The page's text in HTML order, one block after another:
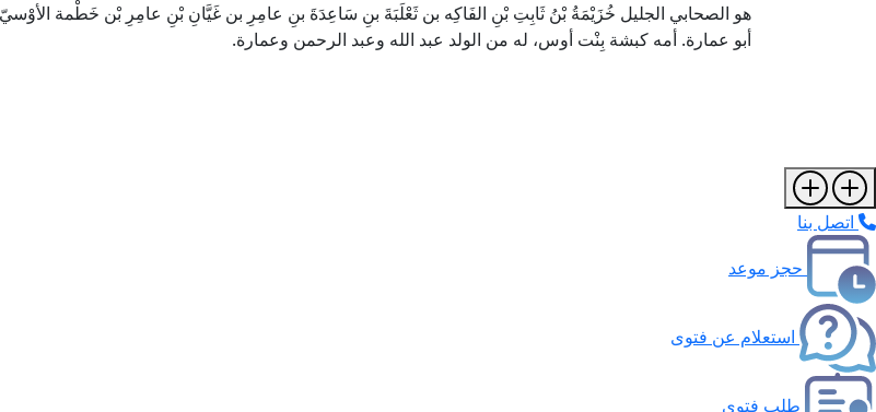
هو الصحابي الجليل خُزَيْمَةُ بْنُ ثَابِتِ بْنِ الفَاكِه بن ثَعْلَبَةَ بنِ سَاعِدَةَ بنِ عامِرِ بن غَيَّانِ بْنِ عامِرِ بْن خَطْمة
أبو عمارة. أمه كبشة بِنْت أوس، له من الولد عبد الله وعبد الرحمن وعمارة.
اتصل بنا
حجز موعد
استعلام عن فتوى
طلب فتوى